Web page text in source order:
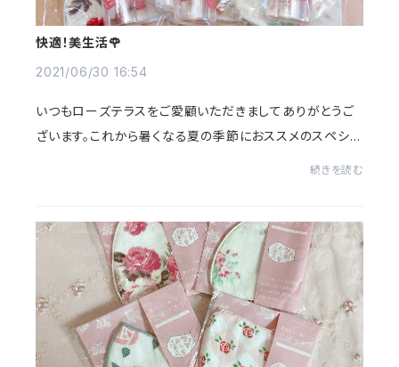
快適！美生活🌹
2021/06/30 16:54
いつもローズテラスをご愛顧いただきましてありがとうご
ざいます。これから暑くなる夏の季節におススメのスペシャ
続きを読む